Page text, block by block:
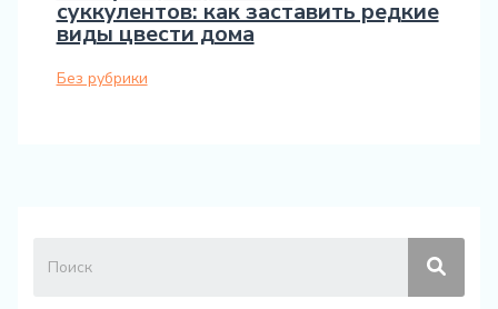
суккулентов: как заставить редкие
виды цвести дома
Без рубрики